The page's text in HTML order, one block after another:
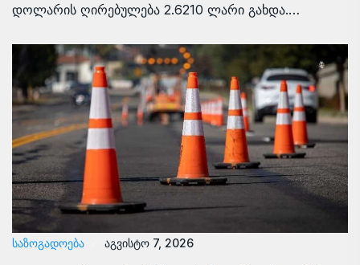
დოლარის ღირებულება 2.6210 ლარი გახდა.…
ᲡᲐᲖᲝᲒᲐᲓᲝᲔᲑᲐ აგვისტო 7, 2026